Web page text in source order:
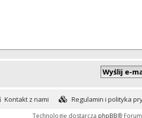
Regulamin i polityka
Kontakt z nami
Technologię dostarcza phpBB®